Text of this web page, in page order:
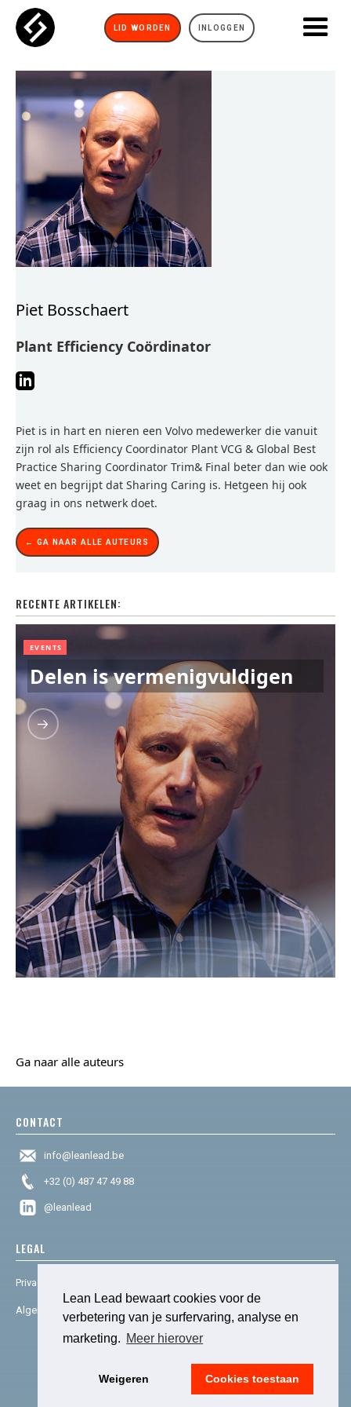
Lean Lead bewaart cookies voor de
verbetering van je surfervaring, analyse en
marketing. Meer hierover
Weigeren Cookies toestaan
LID WORDEN INLOGGEN
Piet Bosschaert
Plant Efficiency Coördinator
Piet is in hart en nieren een Volvo medewerker die vanuit
zijn rol als Efficiency Coordinator Plant VCG & Global Best
Practice Sharing Coordinator Trim& Final beter dan wie ook
weet en begrijpt dat Sharing Caring is. Hetgeen hij ook
graag in ons netwerk doet.
← GA NAAR ALLE AUTEURS
RECENTE ARTIKELEN:
EVENTS
Delen is vermenigvuldigen
Ga naar alle auteurs
CONTACT
info@leanlead.be
+32 (0) 487 47 49 88
@leanlead
LEGAL
Privacy & cookies
Algemene voorwaarden